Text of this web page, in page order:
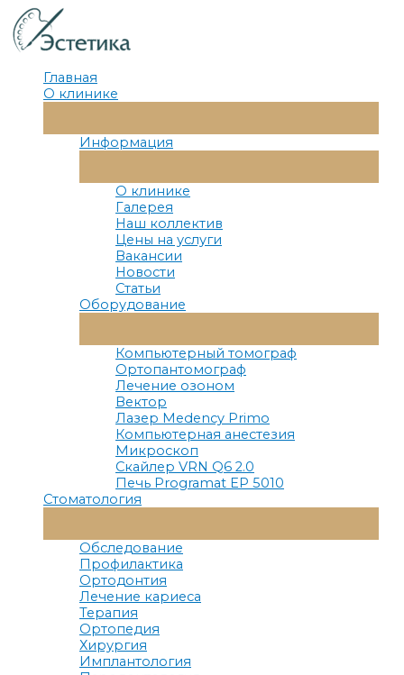
Перейти
к
содержимому
Главная
О клинике
Меню
Информация
Меню
О клинике
Галерея
Наш коллектив
Цены на услуги
Вакансии
Новости
Статьи
Оборудование
Меню
Компьютерный томограф
Ортопантомограф
Лечение озоном
Вектор
Лазер Medency Primo
Компьютерная анестезия
Микроскоп
Скайлер VRN Q6 2.0
Печь Programat EP 5010
Стоматология
Меню
Обследование
Профилактика
Ортодонтия
Лечение кариеса
Терапия
Ортопедия
Хирургия
Имплантология